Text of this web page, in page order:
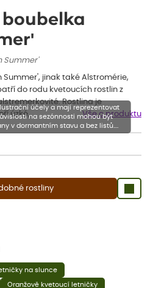
Summer'
jinak také Alstromérie,
do rodu kvetoucích rostlin z
Rostlina je
úzké,…
Vše o produktu
rostliny
účely a mají reprezentovat
na sezónnosti mohou být
v dormantním stavu a bez listů.
níže, než je uvedená výška,
na slunce
Oranžově kvetoucí letničky